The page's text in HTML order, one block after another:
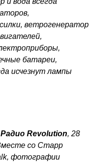
ветрогенератор
батареи,
исчезнут лампы
Revolution, 28
со Старр
фотографии